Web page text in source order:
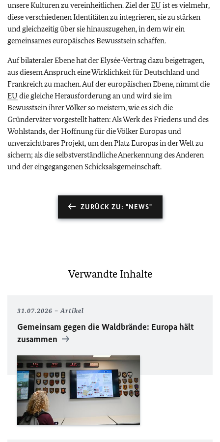
unsere Kulturen zu vereinheitlichen. Ziel derEU ist es vielmehr,
diese verschiedenen Identitäten zu integrieren, sie zu stärken
und gleichzeitig über sie hinauszugehen, in dem wir ein
gemeinsames europäisches Bewusstsein schaffen.
Auf bilateraler Ebene hat der Elysée-Vertrag dazu beigetragen,
aus diesem Anspruch eine Wirklichkeit für Deutschland und
Frankreich zu machen. Auf der europäischen Ebene, nimmt die
EU die gleiche Herausforderung an und wird sie im
Bewusstsein ihrer Völker so meistern, wie es sich die
Gründerväter vorgestellt hatten: Als Werk des Friedens und des
Wohlstands, der Hoffnung für die Völker Europas und
unverzichtbares Projekt, um den Platz Europas in der Welt zu
sichern; als die selbstverständliche Anerkennung des Anderen
und der eingegangenen Schicksalsgemeinschaft.
ZURÜCK ZU: "NEWS"
Verwandte Inhalte
31.07.2026 Artikel
Gemeinsam gegen die Waldbrände: Europa hält
zusammen